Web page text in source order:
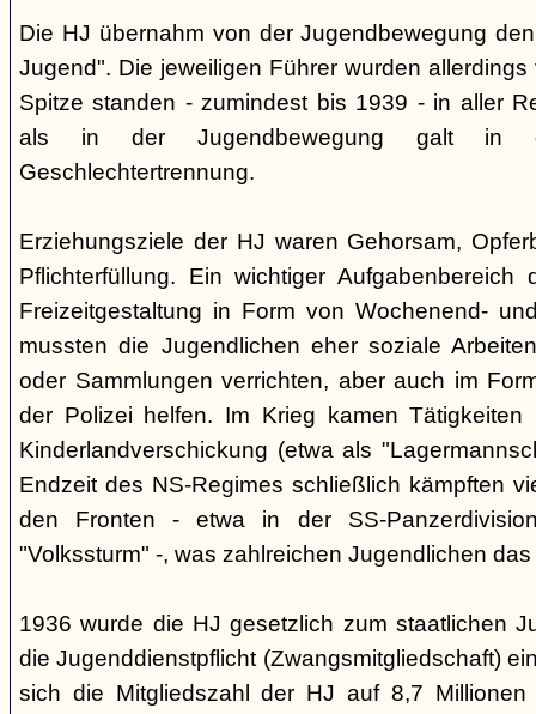
Die HJ übernahm von der Jugendbewegung
Jugend". Die jeweiligen Führer wurden
Spitze standen - zumindest bis 1939 - in aller
als in der Jugendbewegung galt in
Geschlechtertrennung.
Erziehungsziele der HJ waren Gehorsam,
Pflichterfüllung. Ein wichtiger
Freizeitgestaltung in Form von Wochenend-
mussten die Jugendlichen eher soziale
oder Sammlungen verrichten, aber auch im
der Polizei helfen. Im Krieg kamen
Kinderlandverschickung (etwa als
Endzeit des NS-Regimes schließlich kämpften
den Fronten - etwa in der SS-
"Volkssturm" -, was zahlreichen Jugendlichen
1936 wurde die HJ gesetzlich zum staatlichen
die Jugenddienstpflicht (Zwangsmitgliedschaft)
sich die Mitgliedszahl der HJ auf 8,7 Millionen